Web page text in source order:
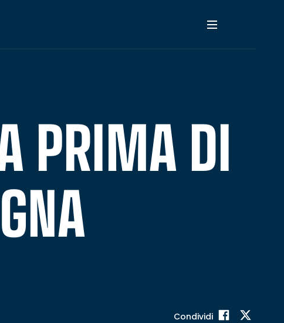
PRIMA DI
Condividi